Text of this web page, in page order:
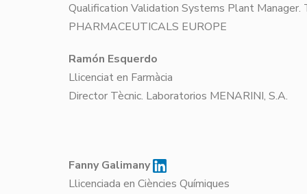
Qualification Validation Systems Plant Manager.
PHARMACEUTICALS EUROPE
Ramón Esquerdo
Llicenciat en Farmàcia
Director Tècnic. Laboratorios
Fanny Galimany
Llicenciada en Ciències Químiques